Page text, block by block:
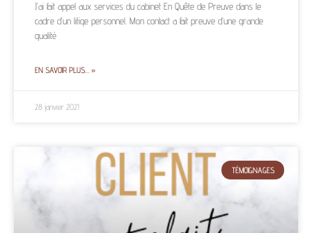
J’ai fait appel aux services du cabinet En Quête de Preuve dans le
cadre d’un litige personnel. Mon contact a fait preuve d’une grande
qualité
EN SAVOIR PLUS… »
28 janvier 2021
TÉMOIGNAGES